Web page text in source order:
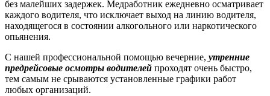
без малейших задержек. Медработник ежедневно осматривает
каждого водителя, что исключает выход на линию водителя,
находящегося в состоянии алкогольного или наркотического
опьянения.
С нашей профессиональной помощью вечерние, утренние
предрейсовые осмотры водителей проходят очень быстро,
тем самым не срываются установленные графики работ
любых организаций.